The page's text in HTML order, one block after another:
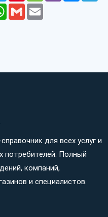
WhatsApp
GmailEmail
для всех услуг и
потребителей. Полный
компаний,
и специалистов.